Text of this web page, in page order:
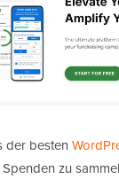
der besten
Spenden zu